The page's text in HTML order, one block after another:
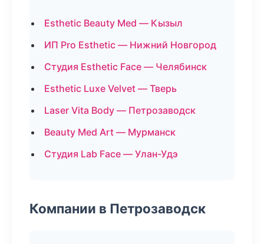
Esthetic Beauty Med — Кызыл
ИП Pro Esthetic — Нижний Новгород
Студия Esthetic Face — Челябинск
Esthetic Luxe Velvet — Тверь
Laser Vita Body — Петрозаводск
Beauty Med Art — Мурманск
Студия Lab Face — Улан-Удэ
Компании в Петрозаводск